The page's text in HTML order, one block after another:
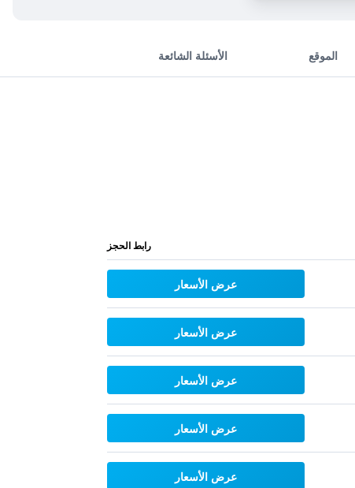
الموقع الأسئلة الشائعة
رابط الحجز
عرض الأسعار
عرض الأسعار
عرض الأسعار
عرض الأسعار
عرض الأسعار